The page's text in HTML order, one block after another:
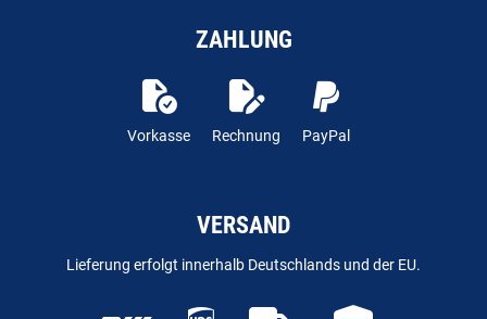
ZAHLUNG
Vorkasse Rechnung PayPal
VERSAND
Lieferung erfolgt innerhalb Deutschlands und der EU.